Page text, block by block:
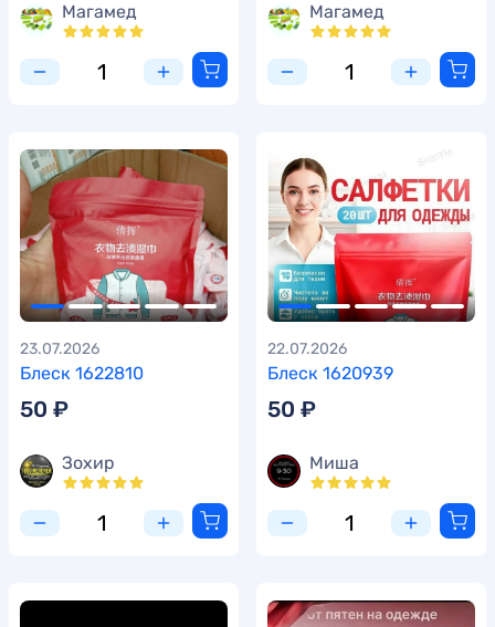
Магамед Магамед
Блеск 1622810
23.07.2026
50 ₽
Зохир
Блеск 1620939
22.07.2026
50 ₽
Миша